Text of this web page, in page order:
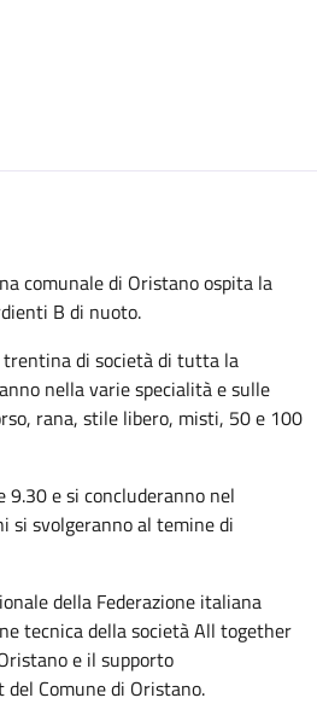
comunale di Oristano ospita la
B di nuoto.
di società di tutta la
nella varie specialità e sulle
rana, stile libero, misti, 50 e 100
9.30 e si concluderanno nel
si svolgeranno al temine di
della Federazione italiana
tecnica della società All together
e il supporto
del Comune di Oristano.